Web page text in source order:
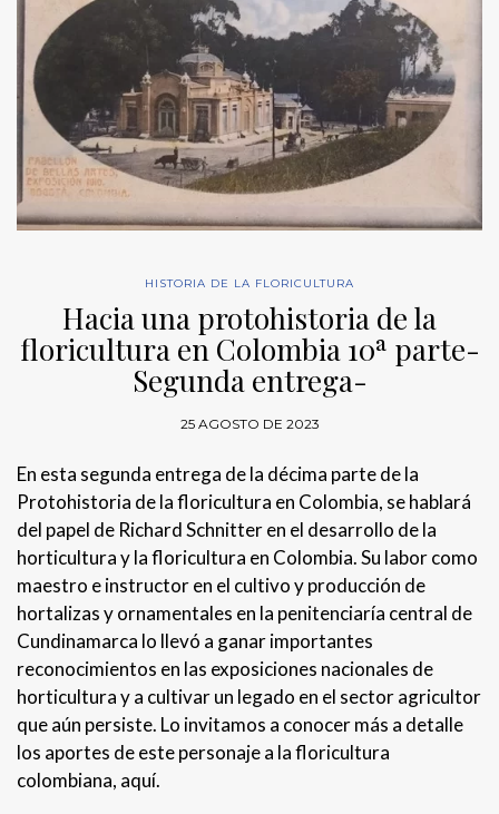
HISTORIA DE LA FLORICULTURA
Hacia una protohistoria de la
floricultura en Colombia 10ª parte-
Segunda entrega-
25 AGOSTO DE 2023
En esta segunda entrega de la décima parte de la
Protohistoria de la floricultura en Colombia, se hablará
del papel de Richard Schnitter en el desarrollo de la
horticultura y la floricultura en Colombia. Su labor como
maestro e instructor en el cultivo y producción de
hortalizas y ornamentales en la penitenciaría central de
Cundinamarca lo llevó a ganar importantes
reconocimientos en las exposiciones nacionales de
horticultura y a cultivar un legado en el sector agricultor
que aún persiste. Lo invitamos a conocer más a detalle
los aportes de este personaje a la floricultura
colombiana, aquí.